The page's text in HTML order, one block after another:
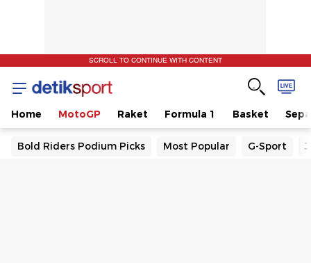
SCROLL TO CONTINUE WITH CONTENT
Home MotoGP Raket Formula 1 Basket
Bold Riders Podium Picks Most Popular G-Sport